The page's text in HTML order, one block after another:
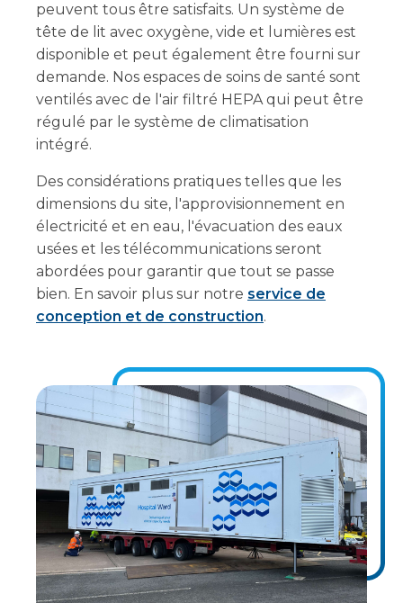
peuvent tous être satisfaits. Un système de
tête de lit avec oxygène, vide et lumières est
disponible et peut également être fourni sur
demande. Nos espaces de soins de santé sont
ventilés avec de l'air filtré HEPA qui peut être
régulé par le système de climatisation
intégré.
Des considérations pratiques telles que les
dimensions du site, l'approvisionnement en
électricité et en eau, l'évacuation des eaux
usées et les télécommunications seront
abordées pour garantir que tout se passe
bien. En savoir plus sur notre service de
conception et de construction.